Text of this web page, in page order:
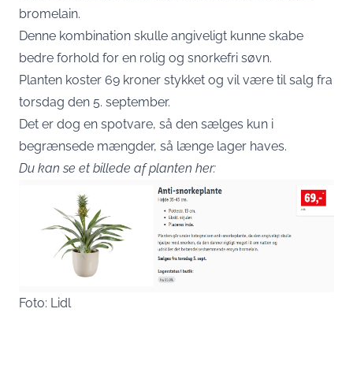
bromelain.
Denne kombination skulle angiveligt kunne skabe
bedre forhold for en rolig og snorkefri søvn.
Planten koster 69 kroner stykket og vil være til salg fra
torsdag den 5. september.
Det er dog en spotvare, så den sælges kun i
begrænsede mængder, så længe lager haves.
Du kan se et billede af planten her:
Foto: Lidl